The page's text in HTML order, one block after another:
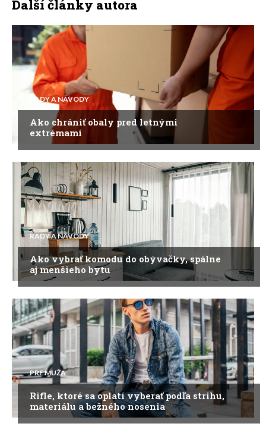
Další články autora
RADY A NÁVODY
Ako chrániť obaly pred letnými
extrémami
RADY A NÁVODY
Ako vybrať komodu do obývačky, spálne
aj menšieho bytu
PRE MUŽA
Rifle, ktoré sa oplatí vyberať podľa strihu,
materiálu a bežného nosenia